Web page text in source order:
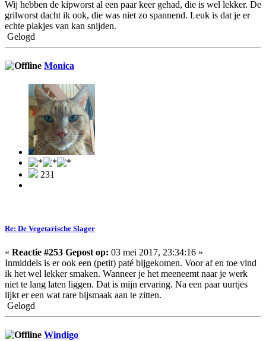
Wij hebben de kipworst al een paar keer gehad, die is wel lekker. De
grilworst dacht ik ook, die was niet zo spannend. Leuk is dat je er
echte plakjes van kan snijden.
Gelogd
Monica
231
Re: De Vegetarische Slager
« Reactie #253 Gepost op: 03 mei 2017, 23:34:16 »
Inmiddels is er ook een (petit) paté bijgekomen. Voor af en toe vind
ik het wel lekker smaken. Wanneer je het meeneemt naar je werk
niet te lang laten liggen. Dat is mijn ervaring. Na een paar uurtjes
lijkt er een wat rare bijsmaak aan te zitten.
Gelogd
Windigo